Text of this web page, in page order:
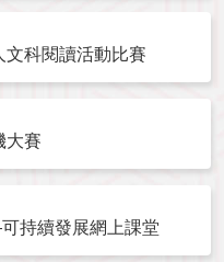
文科閱讀活動比賽
大賽
持續發展網上課堂